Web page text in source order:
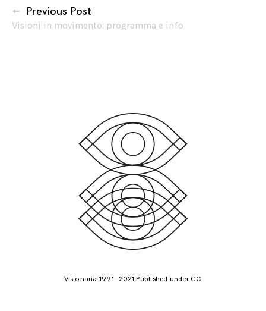
Previous Post
Visioni in movimento: programma e info
Visionaria 1991—2021 Published under CC